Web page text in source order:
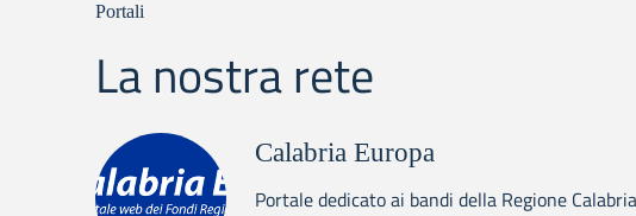
Portali
La nostra rete
Calabria Europa
Portale dedicato ai bandi della Regione Calabria